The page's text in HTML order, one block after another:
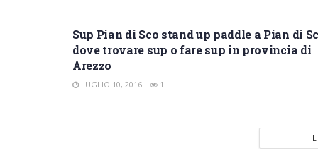
Sup Pian di Sco stand up paddle a Pian di
dove trovare sup o fare sup in provincia di
Arezzo
LUGLIO 10, 2016 1